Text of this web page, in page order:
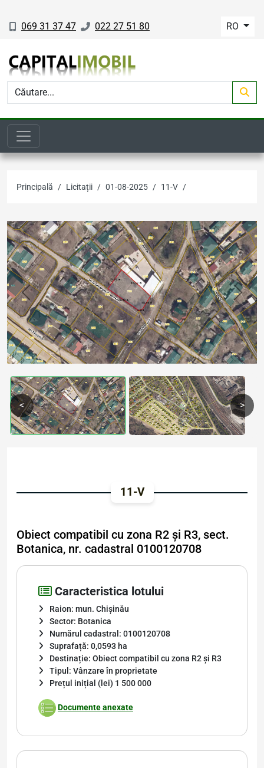
069 31 37 47 022 27 51 80 RO
Principală Licitații 01-08-2025 11-V
Previous Next
< >
11-V
Obiect compatibil cu zona R2 și R3, sect.
Botanica, nr. cadastral 0100120708
Caracteristica lotului
Raion: mun. Chișinău
Sector: Botanica
Numărul cadastral: 0100120708
Suprafață: 0,0593 ha
Destinație: Obiect compatibil cu zona R2 și R3
Tipul: Vânzare în proprietate
Prețul inițial (lei) 1 500 000
Documente anexate